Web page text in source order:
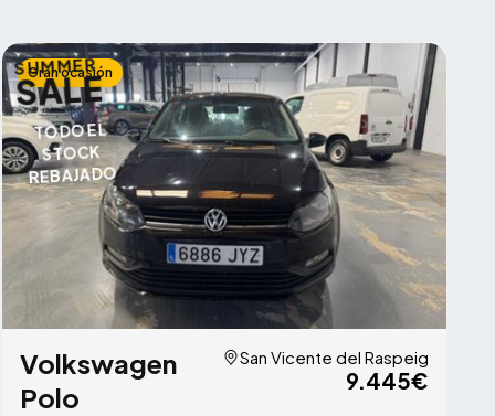
SUMMER
SALE
TODO EL
STOCK
REBAJADO
Gran ocasión
Volkswagen
Polo
San Vicente del Raspeig
9.445€